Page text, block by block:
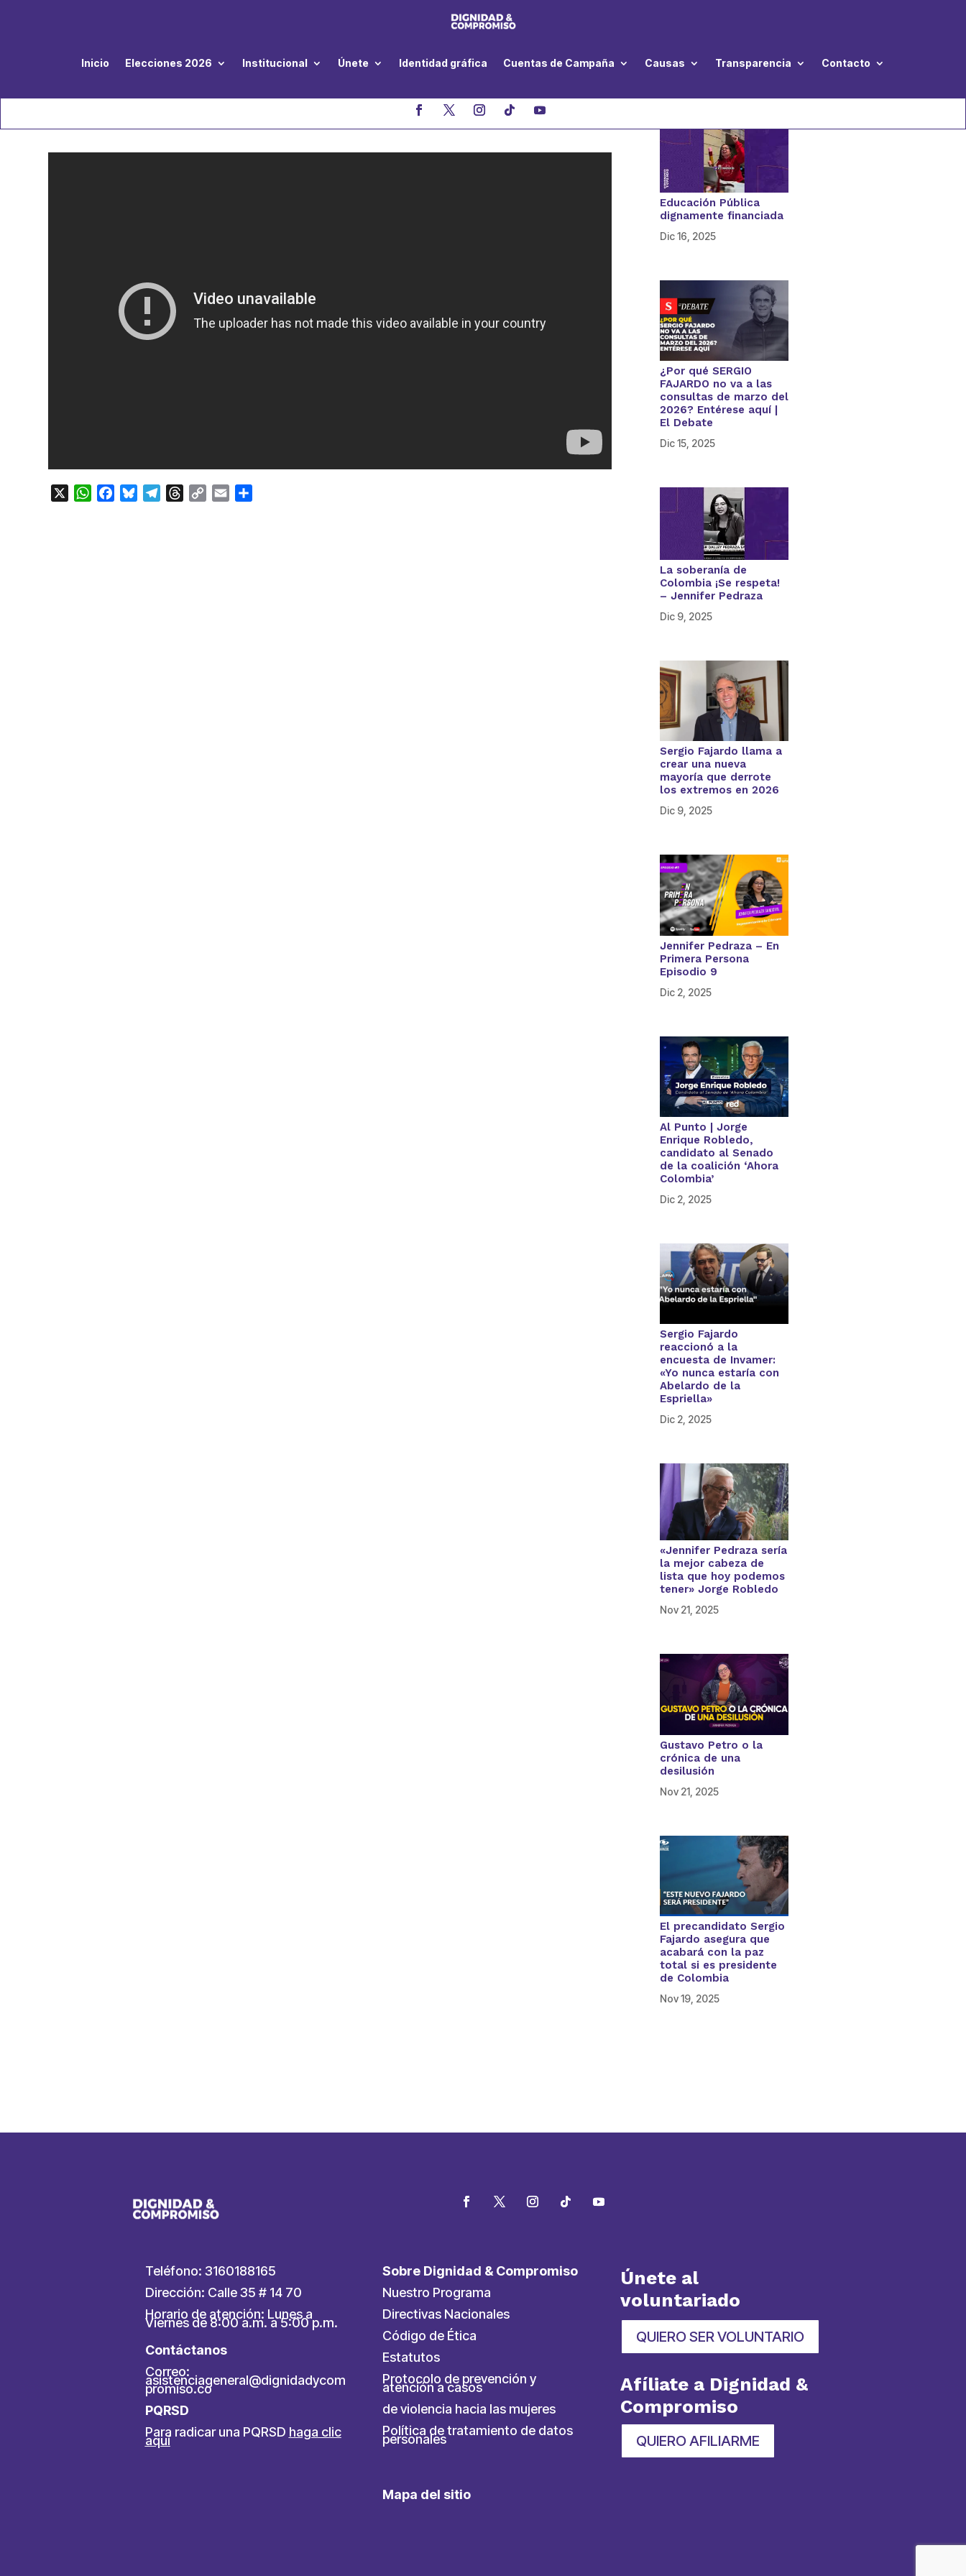
Inicio Elecciones 2026 Institucional Únete Identidad gráfica Cuentas de Campaña Causas Transparencia Contacto
WhatsApp
FacebookBlueskyTelegramThreads
Copy Email
Educación Pública
dignamente financiada
Dic 16, 2025
¿Por qué SERGIO
FAJARDO no va a las
consultas de marzo del
2026? Entérese aquí |
El Debate
Dic 15, 2025
La soberanía de
Colombia ¡Se respeta!
– Jennifer Pedraza
Dic 9, 2025
Sergio Fajardo llama a
crear una nueva
mayoría que derrote
los extremos en 2026
Dic 9, 2025
Jennifer Pedraza – En
Primera Persona
Episodio 9
Dic 2, 2025
Al Punto | Jorge
Enrique Robledo,
candidato al Senado
de la coalición ‘Ahora
Colombia’
Dic 2, 2025
Sergio Fajardo
reaccionó a la
encuesta de Invamer:
«Yo nunca estaría con
Abelardo de la
Espriella»
Dic 2, 2025
«Jennifer Pedraza sería
la mejor cabeza de
lista que hoy podemos
tener» Jorge Robledo
Nov 21, 2025
Gustavo Petro o la
crónica de una
desilusión
Nov 21, 2025
El precandidato Sergio
Fajardo asegura que
acabará con la paz
total si es presidente
de Colombia
Nov 19, 2025
Teléfono: 3160188165
Dirección: Calle 35 # 14 70
Horario de atención: Lunes a
Viernes de 8:00 a.m. a 5:00 p.m.
Contáctanos
Correo:
asistenciageneral@dignidadycom
promiso.co
PQRSD
Para radicar una PQRSD haga clic
aquí
Sobre Dignidad & Compromiso
Nuestro Programa
Directivas Nacionales
Código de Ética
Estatutos
Protocolo de prevención y
atención a casos
de violencia hacia las mujeres
Política de tratamiento de datos
personales
Mapa del sitio
Únete al
voluntariado
QUIERO SER VOLUNTARIO
Afíliate a Dignidad &
Compromiso
QUIERO AFILIARME